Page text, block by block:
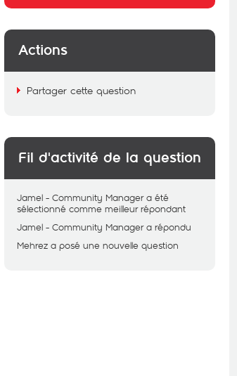
Actions
Partager cette question
Fil d'activité de la question
Jamel - Community Manager a été
sélectionné comme meilleur répondant
Jamel - Community Manager a répondu
Mehrez a posé une nouvelle question